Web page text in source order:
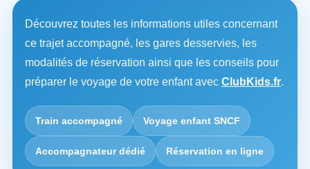
Découvrez toutes les informations utiles concernant
ce trajet accompagné, les gares desservies, les
modalités de réservation ainsi que les conseils pour
préparer le voyage de votre enfant avec ClubKids.fr.
Train accompagné Voyage enfant SNCF
Accompagnateur dédié Réservation en ligne